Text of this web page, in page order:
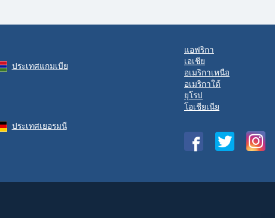
ประเทศแกมเบีย
ประเทศเยอรมนี
แอฟริกา
เอเชีย
อเมริกาเหนือ
อเมริกาใต้
ยุโรป
โอเชียเนีย